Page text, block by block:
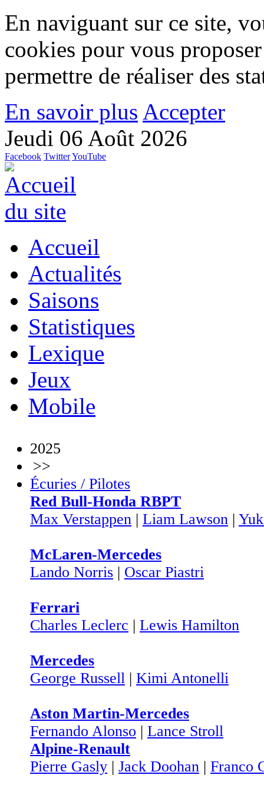
En naviguant sur ce site,
cookies pour vous
permettre de réaliser des
En savoir plus Accepter
Jeudi 06 Août 2026
Facebook TwitterYouTube
Accueil
Actualités
Saisons
Statistiques
Lexique
Jeux
Mobile
2025
>>
Écuries / Pilotes
Red Bull-Honda RBPT
Max Verstappen | Liam Lawson |
McLaren-Mercedes
Lando Norris | Oscar Piastri
Ferrari
Charles Leclerc | Lewis Hamilton
Mercedes
George Russell | Kimi Antonelli
Aston Martin-Mercedes
Fernando Alonso | Lance Stroll
Alpine-Renault
Pierre Gasly | Jack Doohan | Franco